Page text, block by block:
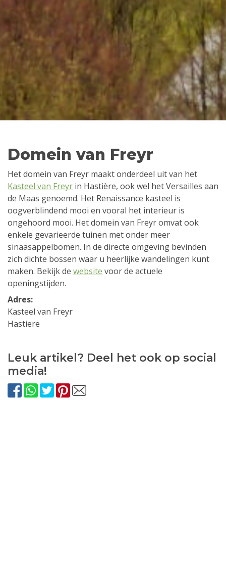
Domein van Freyr
Het domein van Freyr maakt onderdeel uit van het
Kasteel van Freyr in Hastière, ook wel het Versailles aan
de Maas genoemd. Het Renaissance kasteel is
oogverblindend mooi en vooral het interieur is
ongehoord mooi. Het domein van Freyr omvat ook
enkele gevarieerde tuinen met onder meer
sinaasappelbomen. In de directe omgeving bevinden
zich dichte bossen waar u heerlijke wandelingen kunt
maken. Bekijk de website voor de actuele
openingstijden.
Adres:
Kasteel van Freyr
Hastiere
Leuk artikel? Deel het ook op social
media!